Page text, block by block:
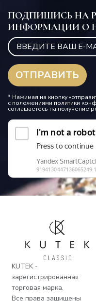
ПОДПИШИСЬ НА
ИНФОРМАЦИИ О
* Нажимая на кнопку
с положениями политики
соглашаетесь на получение
KUTEK -
зарегистрированная
торговая марка.
Все права защищены